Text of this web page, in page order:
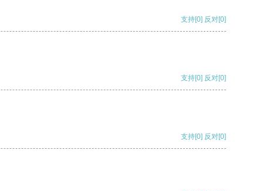
支持[0] 反对[0]
支持[0] 反对[0]
支持[0] 反对[0]